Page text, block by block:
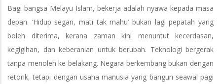
Bagi bangsa Melayu Islam, bekerja adalah nyawa kepada masa
depan. ‘Hidup segan, mati tak mahu’ bukan lagi pepatah yang
boleh diterima, kerana zaman kini menuntut kecerdasan,
kegigihan, dan keberanian untuk berubah. Teknologi bergerak
tanpa menoleh ke belakang. Negara berkembang bukan dengan
retorik, tetapi dengan usaha manusia yang bangun seawal pagi